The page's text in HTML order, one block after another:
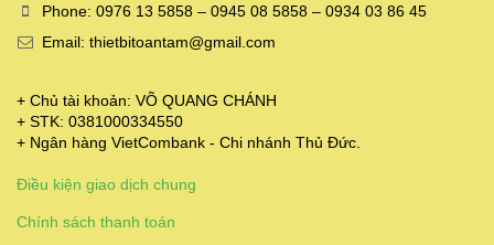
Phone: 0976 13 5858 – 0945 08 5858 – 0934 03 86 45
Email: thietbitoantam@gmail.com
+ Chủ tài khoản: VÕ QUANG CHÁNH
+ STK: 0381000334550
+ Ngân hàng VietCombank - Chi nhánh Thủ Đức.
Điều kiện giao dịch chung
Chính sách thanh toán